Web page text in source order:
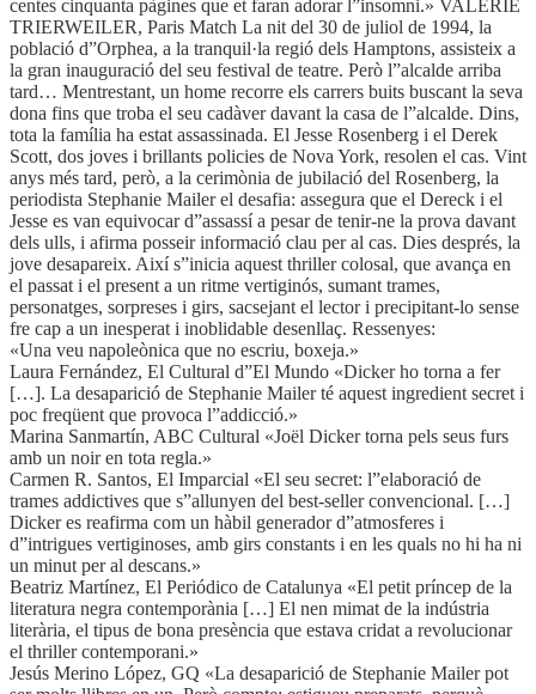
centes cinquanta pàgines que et faran adorar l”insomni.» VALÉRIE
TRIERWEILER, Paris Match La nit del 30 de juliol de 1994, la
població d”Orphea, a la tranquil·la regió dels Hamptons, assisteix a
la gran inauguració del seu festival de teatre. Però l”alcalde arriba
tard… Mentrestant, un home recorre els carrers buits buscant la seva
dona fins que troba el seu cadàver davant la casa de l”alcalde. Dins,
tota la família ha estat assassinada. El Jesse Rosenberg i el Derek
Scott, dos joves i brillants policies de Nova York, resolen el cas. Vint
anys més tard, però, a la cerimònia de jubilació del Rosenberg, la
periodista Stephanie Mailer el desafia: assegura que el Dereck i el
Jesse es van equivocar d”assassí a pesar de tenir-ne la prova davant
dels ulls, i afirma posseir informació clau per al cas. Dies després, la
jove desapareix. Així s”inicia aquest thriller colosal, que avança en
el passat i el present a un ritme vertiginós, sumant trames,
personatges, sorpreses i girs, sacsejant el lector i precipitant-lo sense
fre cap a un inesperat i inoblidable desenllaç. Ressenyes:
«Una veu napoleònica que no escriu, boxeja.»
Laura Fernández, El Cultural d”El Mundo «Dicker ho torna a fer
[…]. La desaparició de Stephanie Mailer té aquest ingredient secret i
poc freqüent que provoca l”addicció.»
Marina Sanmartín, ABC Cultural «Joël Dicker torna pels seus furs
amb un noir en tota regla.»
Carmen R. Santos, El Imparcial «El seu secret: l”elaboració de
trames addictives que s”allunyen del best-seller convencional. […]
Dicker es reafirma com un hàbil generador d”atmosferes i
d”intrigues vertiginoses, amb girs constants i en les quals no hi ha ni
un minut per al descans.»
Beatriz Martínez, El Periódico de Catalunya «El petit príncep de la
literatura negra contemporània […] El nen mimat de la indústria
literària, el tipus de bona presència que estava cridat a revolucionar
el thriller contemporani.»
Jesús Merino López, GQ «La desaparició de Stephanie Mailer pot